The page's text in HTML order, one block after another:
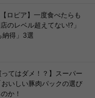
ロピア】一度食べたらも
のレベル超えてない!?」
納得」3選
ってはダメ！？】スーパー
いしい豚肉パックの選び
か！